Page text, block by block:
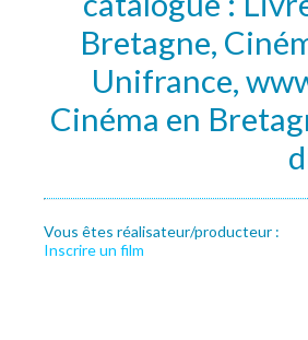
Bretagne,
Unifrance,
Cinéma en
Vous êtes réalisateur/producteur :
Inscrire un film